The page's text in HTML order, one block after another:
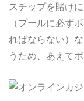
スチップを賭け
（プールに必ず
ればならない）
うため、あえて